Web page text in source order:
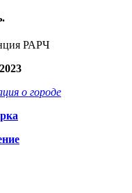
РАРЧ
о городе